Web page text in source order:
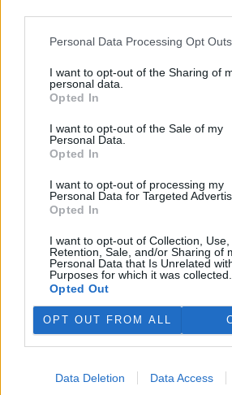
Personal Data Processing Opt Outs
I want to opt-out of the Sharing of
personal data.
Opted In
I want to opt-out of the Sale of my
Personal Data.
Opted In
I want to opt-out of processing my
Personal Data for Targeted
Opted In
I want to opt-out of Collection, Use,
Retention, Sale, and/or Sharing of
Personal Data that Is Unrelated
Purposes for which it was collected.
Opted Out
OPT OUT FROM ALL
Data Deletion Data Access
Jan Marušinec